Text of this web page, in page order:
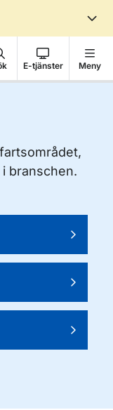
E-tjänster Meny
branschen.